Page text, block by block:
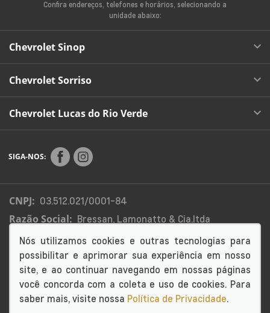
Confira endereços, telefones e horários, selecionando a
unidade abaixo:
Chevrolet Sinop
Chevrolet Sorriso
Chevrolet Lucas do Rio Verde
SIGA-NOS:
CNPJ: 03.512.021/0001-84
Razão Social: Bressan, Lamonatto & Cia.ltda
Endereço Matriz: Rua Colonizador Enio Pipino, 3333 -
Setor Industrial - -
Nós utilizamos cookies e outras tecnologias para
possibilitar e aprimorar sua experiência em nosso
site, e ao continuar navegando em nossas páginas
você concorda com a coleta e uso de cookies. Para
saber mais, visite nossa Política de Privacidade.